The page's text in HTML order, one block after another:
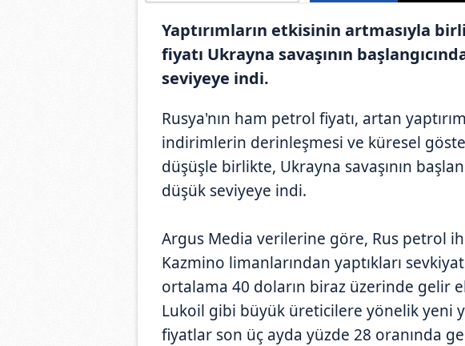
Yaptırımların etkisinin artmasıyla
fiyatı Ukrayna savaşının
seviyeye indi.
Rusya'nın ham petrol fiyatı, artan
indirimlerin derinleşmesi ve küresel
düşüşle birlikte, Ukrayna savaşının
düşük seviyeye indi.
Argus Media verilerine göre, Rus petrol
Kazmino limanlarından yaptıkları
ortalama 40 doların biraz üzerinde gelir
Lukoil gibi büyük üreticilere yönelik yeni
fiyatlar son üç ayda yüzde 28 oranında